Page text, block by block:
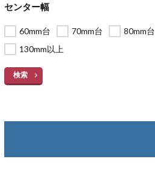
センター幅
60mm台 70mm台 80mm台
130mm以上
検索